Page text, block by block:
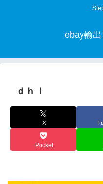
ebay輸
ｄｈｌ
X
Pocket